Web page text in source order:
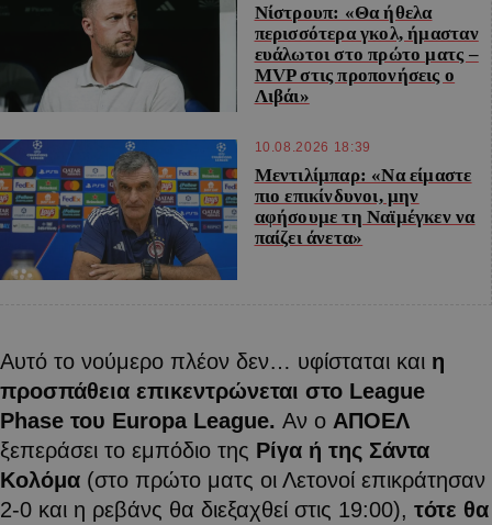
Νίστρουπ: «Θα ήθελα
περισσότερα γκολ, ήμασταν
ευάλωτοι στο πρώτο ματς –
MVP στις προπονήσεις ο
Λιβάι»
10.08.2026 18:39
Μεντιλίμπαρ: «Να είμαστε
πιο επικίνδυνοι, μην
αφήσουμε τη Ναϊμέγκεν να
παίζει άνετα»
Αυτό το νούμερο πλέον δεν… υφίσταται και η
προσπάθεια επικεντρώνεται στο League
Phase του EuropaLeague. Αν ο ΑΠΟΕΛ
ξεπεράσει το εμπόδιο της Ρίγα ή της Σάντα
Κολόμα (στο πρώτο ματς οι Λετονοί επικράτησαν
2-0 και η ρεβάνς θα διεξαχθεί στις 19:00), τότε θα